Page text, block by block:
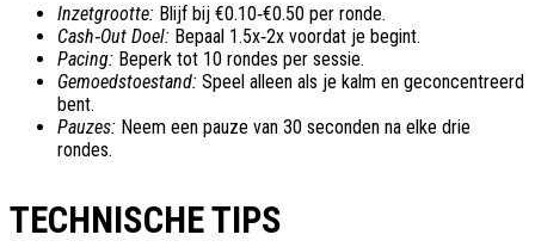
Inzetgrootte: Blijf bij €0.10‑€0.50 per ronde.
Cash‑Out Doel: Bepaal 1.5x‑2x voordat je begint.
Pacing: Beperk tot 10 rondes per sessie.
Gemoedstoestand: Speel alleen als je kalm en geconcentreerd
bent.
Pauzes: Neem een pauze van 30 seconden na elke drie
rondes.
TECHNISCHE TIPS